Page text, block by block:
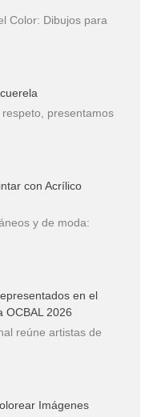
Color: Dibujos para
presentamos
con Acrílico
y de moda:
en el
OCBAL 2026
reúne artistas de
Imágenes